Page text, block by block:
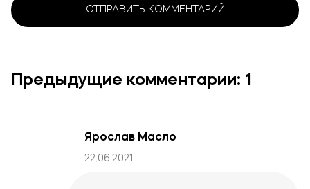
Предыдущие комментарии: 1
Ярослав Масло
22.06.2021